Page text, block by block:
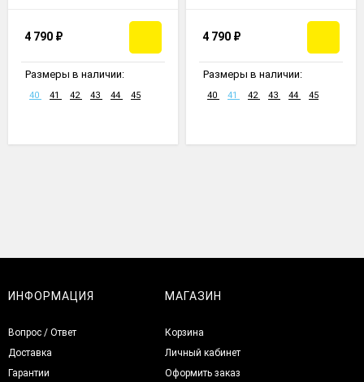
4 790 ₽
Размеры в наличии:
40 41 42 43 44 45
4 790 ₽
Размеры в наличии:
40 41 42 43 44 45
ИНФОРМАЦИЯ
Вопрос / Ответ
Доставка
Гарантии
МАГАЗИН
Корзина
Личный кабинет
Оформить заказ